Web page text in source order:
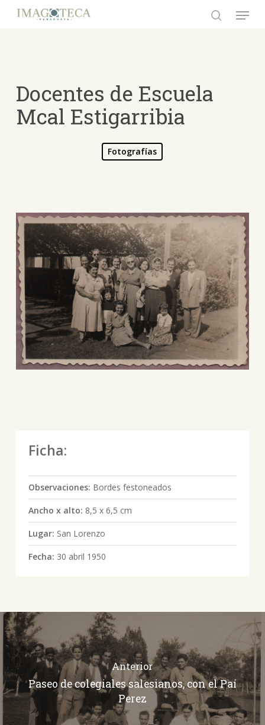
Menu
Docentes de Escuela
Mcal Estigarribia
Fotografías
Ficha:
Observaciones: Bordes festoneados
Ancho x alto: 8,5 x 6,5 cm
Lugar: San Lorenzo
Fecha: 30 abril 1950
Anterior
Paseo de colegiales salesianos, con el Paí
Perez